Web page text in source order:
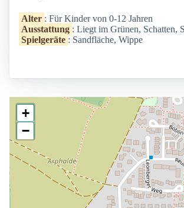
Alter : Für Kinder von 0-12 Jahren
Ausstattung : Liegt im Grünen, Schatten,
Spielgeräte : Sandfläche, Wippe
+
−